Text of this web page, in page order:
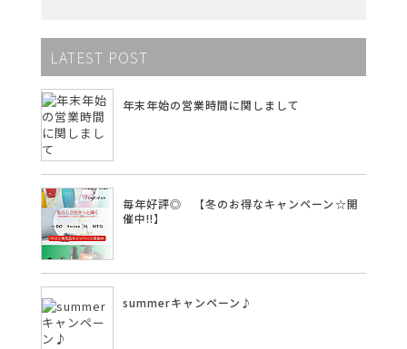
LATEST POST
年末年始の営業時間に関しまして
毎年好評◎ 【冬のお得なキャンペーン☆開
催中!!】
summerキャンペーン♪